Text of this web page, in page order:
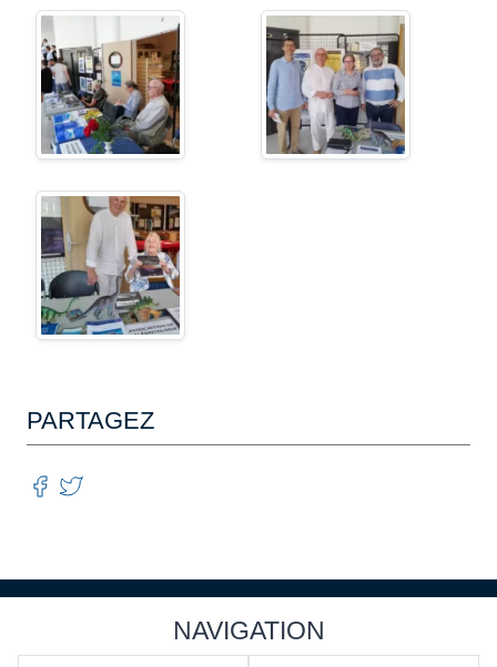
PARTAGEZ
NAVIGATION